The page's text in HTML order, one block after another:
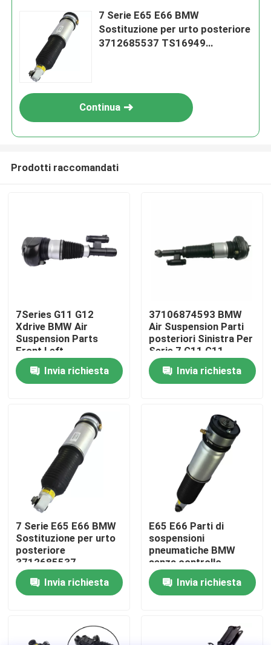
Prodotti
Video
Visita alla fabbrica
Controllo della qualità
Contattaci
Notizie
Sistema di sospensione pneumatica dell'auto
7 Serie E65 E66 BMW
Sostituzione per urto posteriore
3712685537 TS16949
Continua
Prodotti raccomandati
7Series G11 G12
Xdrive BMW Air
Suspension Parts
Front Left
37106877559
Invia richiesta
37106874593 BMW
Air Suspension Parti
posteriori Sinistra Per
Serie 7 G11 G11
Xdrive
Invia richiesta
7 Serie E65 E66 BMW
Sostituzione per urto
posteriore
3712685537
TS16949 Certificato
Invia richiesta
E65 E66 Parti di
sospensioni
pneumatiche BMW
senza controllo
elettronico
dell'ammortizzatore
37126785538
Invia richiesta